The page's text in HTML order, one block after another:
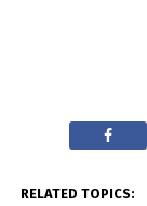
RELATED TOPICS: